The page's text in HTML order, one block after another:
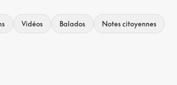
Vidéos Balados Notes citoyennes